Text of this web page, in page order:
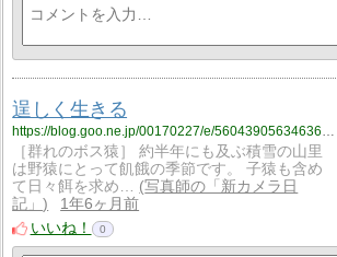
逞しく生きる
https://blog.goo.ne.jp/00170227/e/56043905634636246d930f562978b581?fm=rss
［群れのボス猿］ 約半年にも及ぶ積雪の山里
は野猿にとって飢餓の季節です。 子猿も含め
て日々餌を求め…
写真師の「新カメラ日
記」
1年6ヶ月前
いいね！
0